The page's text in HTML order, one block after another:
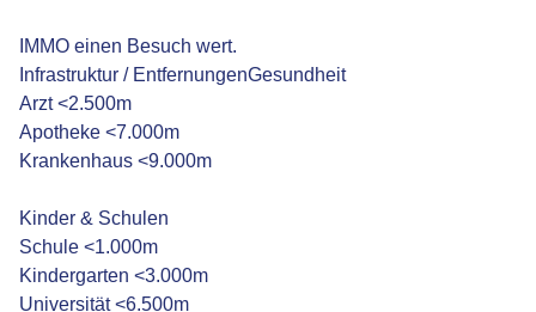
IMMO einen Besuch wert.
Infrastruktur / EntfernungenGesundheit
Arzt <2.500m
Apotheke <7.000m
Krankenhaus <9.000m
Kinder & Schulen
Schule <1.000m
Kindergarten <3.000m
Universität <6.500m